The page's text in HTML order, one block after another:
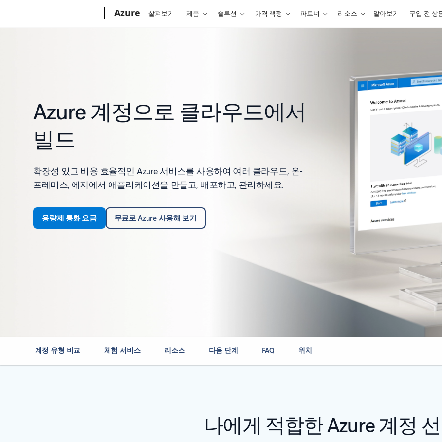
Azure 살펴보기 제품 솔루션 가격 책정 파트너 리소스 알아보기 구입 전 상
Azure 계정으로 클라우드에서
빌드
확장성 있고 비용 효율적인 Azure 서비스를 사용하여 여러 클라우드, 온-
프레미스, 에지에서 애플리케이션을 만들고, 배포하고, 관리하세요.
용량제 통화 요금 무료로 Azure 사용해 보기
계정 유형 비교 체험 서비스 리소스 다음 단계 FAQ 위치
나에게 적합한 Azure 계정